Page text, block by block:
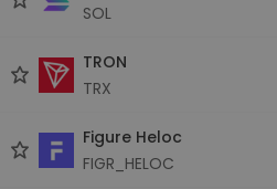
SOL
TRON
TRX
Figure Heloc
FIGR_HELOC